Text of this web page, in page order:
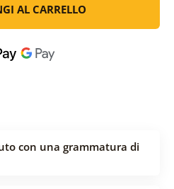
AL CARRELLO
con una grammatura di